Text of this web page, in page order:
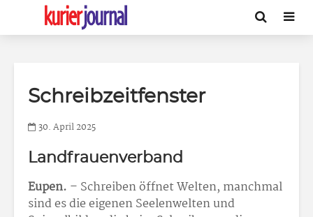
Schreibzeitfenster
30. April 2025
Landfrauenverband
Eupen. – Schreiben öffnet Welten, manchmal
sind es die eigenen Seelenwelten und